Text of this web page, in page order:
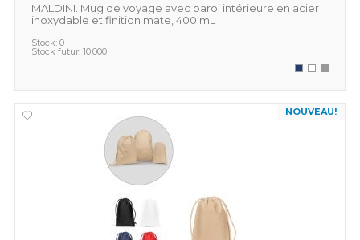
MALDINI. Mug de voyage avec paroi intérieure en acier
inoxydable et finition mate, 400 mL
Stock: 0
Stock futur: 10.000
NOUVEAU!